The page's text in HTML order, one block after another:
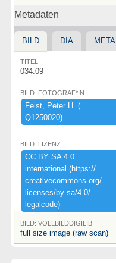
Metadaten
BILD DIA META
TITEL
034.09
BILD: FOTOGRAF*IN
Feist,​ ​Peter ​H.​ ​(​
Q1250020)​
BILD: LIZENZ
CC ​BY ​SA ​4.​0 ​
international ​(​https:​/​/​
creativecommons.​org/​
licenses/​by-​sa/​4.​0/​
legalcode)​
BILD: VOLLBILDDIGILIB
full size image (raw scan)